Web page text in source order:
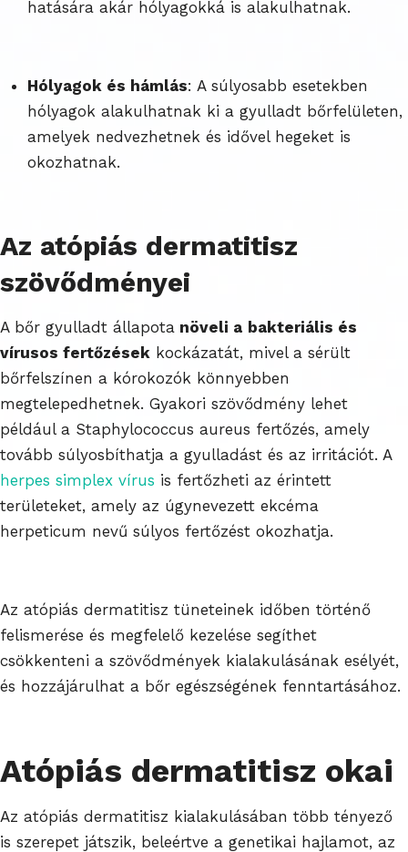
hatására akár hólyagokká is alakulhatnak.
Hólyagok és hámlás: A súlyosabb esetekben
hólyagok alakulhatnak ki a gyulladt bőrfelületen,
amelyek nedvezhetnek és idővel hegeket is
okozhatnak.
Az atópiás dermatitisz
szövődményei
A bőr gyulladt állapota növeli a bakteriális és
vírusos fertőzések kockázatát, mivel a sérült
bőrfelszínen a kórokozók könnyebben
megtelepedhetnek. Gyakori szövődmény lehet
például a Staphylococcus aureus fertőzés, amely
tovább súlyosbíthatja a gyulladást és az irritációt. A
herpes simplex vírus is fertőzheti az érintett
területeket, amely az úgynevezett ekcéma
herpeticum nevű súlyos fertőzést okozhatja.
Az atópiás dermatitisz tüneteinek időben történő
felismerése és megfelelő kezelése segíthet
csökkenteni a szövődmények kialakulásának esélyét,
és hozzájárulhat a bőr egészségének fenntartásához.
Atópiás dermatitisz okai
Az atópiás dermatitisz kialakulásában több tényező
is szerepet játszik, beleértve a genetikai hajlamot, az